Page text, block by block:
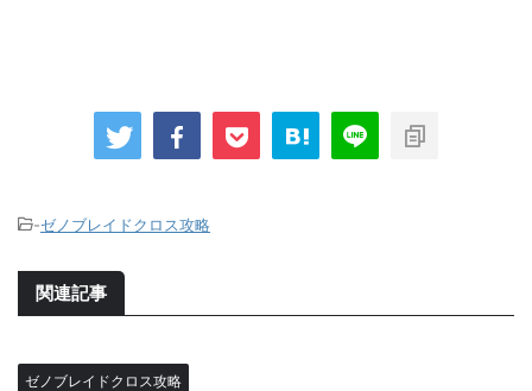
-ゼノブレイドクロス攻略
関連記事
ゼノブレイドクロス攻略